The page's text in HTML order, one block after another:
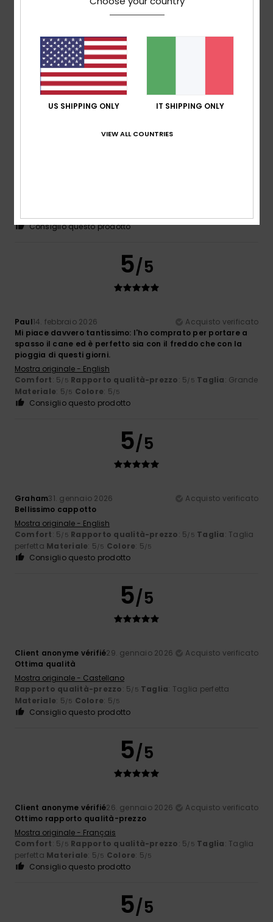
deluso e in futuro ci penserò due volte prima di ordinare
Mostra originale - English
Comfort: 5/5 Rapporto qualità-prezzo
grandeMateriale: 5/5 Colore
Consiglio questo prodotto
5
Consiglio questo prodotto
5/5
Paul14. febbraio 2026
Acquisto verificato
Mi piace davvero tantissimo: l'ho comprato per portare a
spasso il cane ed è perfetto sia con il freddo che con la
pioggia di questi giorni.
Mostra originale - English
Comfort: 5/5 Rapporto qualità-prezzo: 5/5 Taglia: Grande
Materiale: 5/5 Colore: 5/5
Consiglio questo prodotto
5/5
Graham31. gennaio 2026
Acquisto verificato
Bellissimo cappotto
Mostra originale - English
Comfort: 5/5 Rapporto qualità-prezzo: 5/5 Taglia: Taglia
perfetta Materiale: 5/5 Colore: 5/5
Consiglio questo prodotto
5/5
Client anonyme vérifié29. gennaio 2026
Acquisto verificato
Ottima qualità
Mostra originale - Castellano
Rapporto qualità-prezzo: 5/5 Taglia: Taglia perfetta
Materiale: 5/5 Colore: 5/5
Consiglio questo prodotto
5/5
Client anonyme vérifié26. gennaio 2026
Acquisto verificato
Ottimo rapporto qualità-prezzo
Mostra originale - Français
Comfort: 5/5 Rapporto qualità-prezzo: 5/5 Taglia: Taglia
perfetta Materiale: 5/5 Colore: 5/5
Consiglio questo prodotto
5/5
US SHIPPING ONLY IT SHIPPING ONLY
VIEW ALL COUNTRIES